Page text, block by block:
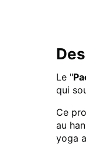
Le "
qui
Ce
au
yoga